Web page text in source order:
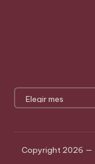
NOTICIAS
Copyright 2026 —